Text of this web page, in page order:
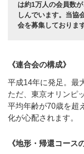
は約1万人の会員数
しんでいます。当協
会を募集しております
《連合会の構成》
平成14年に発足。最
ただ、東京オリンピ
平均年齢が70歳を超
化が心配されます。
《地形・帰還コース